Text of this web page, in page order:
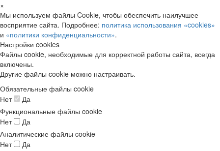
×
Мы используем файлы Cookie, чтобы обеспечить наилучшее
восприятие сайта. Подробнее: политика использования «cookies»
и «политики конфиденциальности».
Настройки cookies
Файлы cookie, необходимые для корректной работы сайта, всегда
включены.
Другие файлы cookie можно настраивать.
Обязательные файлы cookie
Нет
Да
Функциональные файлы cookie
Нет
Да
Аналитические файлы cookie
Нет
Да